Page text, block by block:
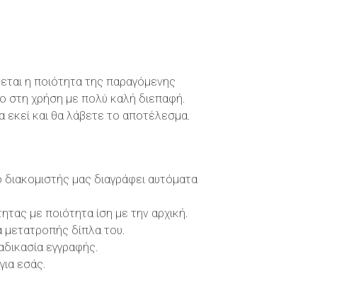
η ποιότητα της παραγόμενης
στη χρήση με πολύ καλή διεπαφή.
εκεί και θα λάβετε το αποτέλεσμα.
μας διαγράφει αυτόματα
με ποιότητα ίση με την αρχική.
δίπλα του.
εγγραφής.
εσάς.